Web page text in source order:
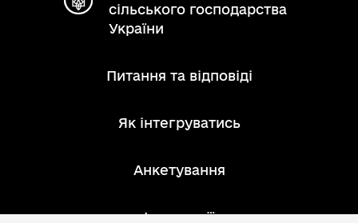
сільського господарства
України
Питання та відповіді
Як інтегруватись
Анкетування
Інструкції